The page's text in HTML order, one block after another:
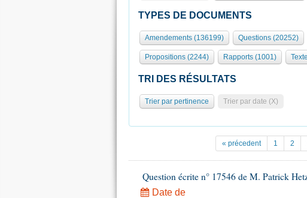
TYPES DE DOCUMENTS
Amendements (136199) Questions (20252)
Propositions (2244) Rapports (1001)
TRI DES RÉSULTATS
Trier par pertinence Trier par date (X)
« précedent 1 2
Question écrite n° 17546 de M. Patrick
Date de